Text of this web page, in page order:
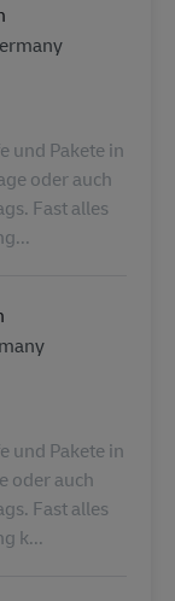
und Pakete in
oder auch
Fast alles
und Pakete in
oder auch
Fast alles
k...